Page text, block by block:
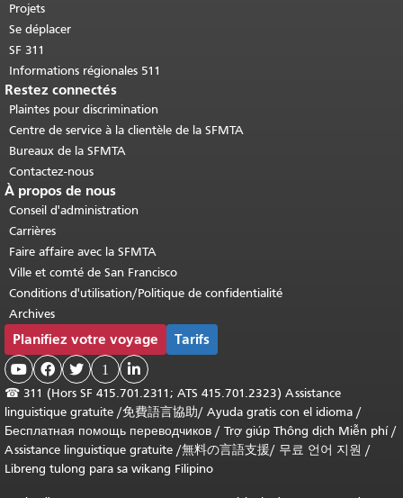
Projets
Se déplacer
SF 311
Informations régionales 511
Restez connectés
Plaintes pour discrimination
Centre de service à la clientèle de la SFMTA
Bureaux de la SFMTA
Contactez-nous
À propos de nous
Conseil d'administration
Carrières
Faire affaire avec la SFMTA
Ville et comté de San Francisco
Conditions d'utilisation/Politique de confidentialité
Archives
Planifiez votre voyage Tarifs
   1 
☎ 311 (Hors SF 415.701.2311; ATS 415.701.2323) Assistance
linguistique gratuite /免費語言協助/ Ayuda gratis con el idioma /
Бесплатная помощь переводчиков / Trợ giúp Thông dịch Miễn phí/
Assistance linguistique gratuite /無料の言語支援/ 무료 언어 지원 /
Libreng tulong para sa wikang Filipino